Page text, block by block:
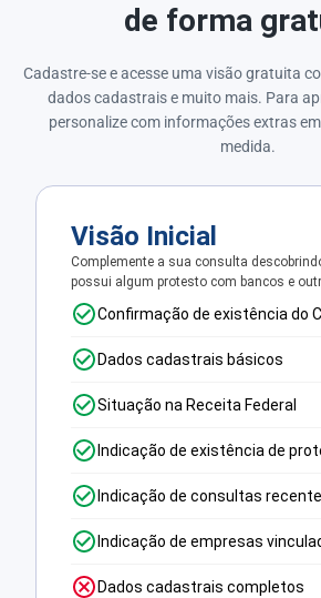
de forma
Cadastre-se e acesse uma visão gratuita
dados cadastrais e muito mais. Para
personalize com informações extras
medida.
Visão Inicial
Complemente a sua consulta
possui algum protesto com bancos e
Confirmação de existência do
Dados cadastrais básicos
Situação na Receita Federal
Indicação de existência de
Indicação de consultas
Indicação de empresas
Dados cadastrais completos